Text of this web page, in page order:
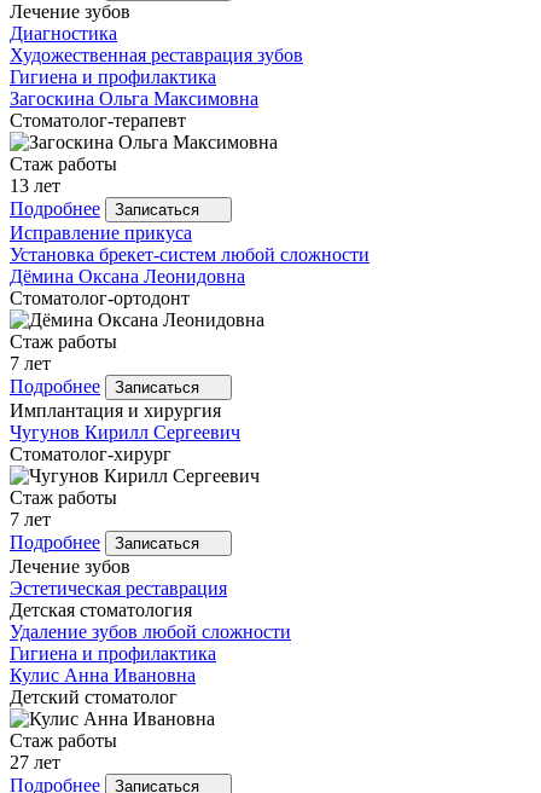
Лечение зубов
Диагностика
Художественная реставрация зубов
Гигиена и профилактика
Загоскина Ольга Максимовна
Стоматолог-терапевт
Стаж работы
13 лет
Подробнее
Записаться
Исправление прикуса
Установка брекет-систем любой сложности
Дёмина Оксана Леонидовна
Стоматолог-ортодонт
Стаж работы
7 лет
Подробнее
Записаться
Имплантация и хирургия
Чугунов Кирилл Сергеевич
Стоматолог-хирург
Стаж работы
7 лет
Подробнее
Записаться
Лечение зубов
Эстетическая реставрация
Детская стоматология
Удаление зубов любой сложности
Гигиена и профилактика
Кулис Анна Ивановна
Детский стоматолог
Стаж работы
27 лет
Подробнее
Записаться